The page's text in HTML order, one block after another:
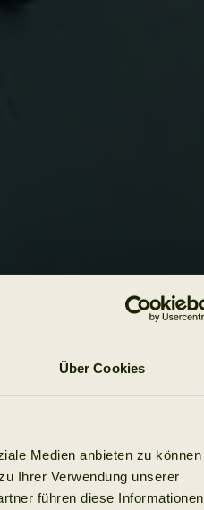
Über Cookies
Medien anbieten zu können
Ihrer Verwendung unserer
führen diese Informationen